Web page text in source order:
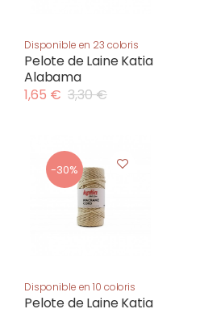
Disponible en 23 coloris
Pelote de Laine Katia
Alabama
1,65 € 3,30 €
-30%
Disponible en 10 coloris
Pelote de Laine Katia